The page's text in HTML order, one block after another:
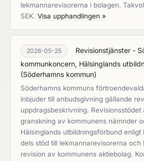
lekmannarevisorerna i bolagen.
SEK. Visa upphandlingen »
2026-05-25
Revisionstjänster -
kommunkoncern, Hälsinglands
(Söderhamns kommun)
Söderhamns kommuns
inbjuder till anbudsgivning gällande
uppdragsbeskrivning. Revisionsstödet
granskning av kommunens nämnder
Hälsinglands utbildningsförbund enligt
dels stöd till lekmannarevisorerna och
revision av kommunens aktiebolag.